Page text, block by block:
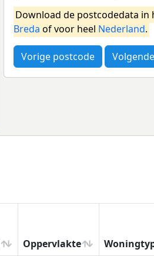
Download de postcodedata in
Breda of voor heel Nederland.
Vorige postcode
Oppervlakte